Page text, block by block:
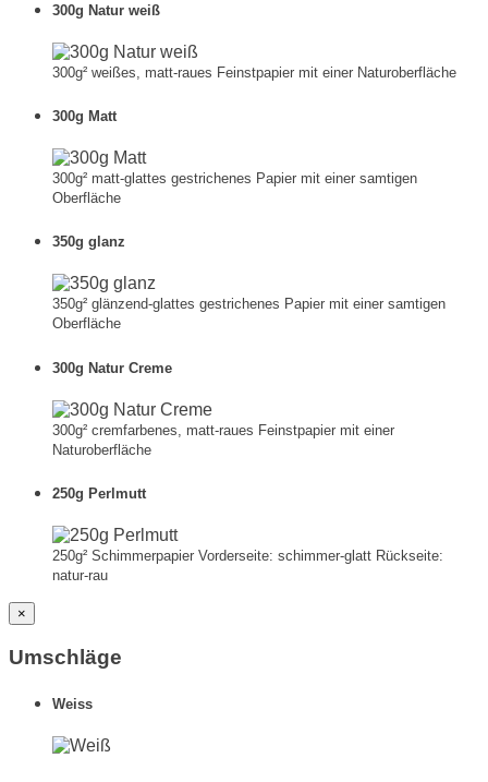
300g Natur weiß
300g² weißes, matt-raues Feinstpapier mit einer Naturoberfläche
300g Matt
300g² matt-glattes gestrichenes Papier mit einer samtigen
Oberfläche
350g glanz
350g² glänzend-glattes gestrichenes Papier mit einer samtigen
Oberfläche
300g Natur Creme
300g² cremfarbenes, matt-raues Feinstpapier mit einer
Naturoberfläche
250g Perlmutt
250g² Schimmerpapier Vorderseite: schimmer-glatt Rückseite:
natur-rau
×
Umschläge
Weiss